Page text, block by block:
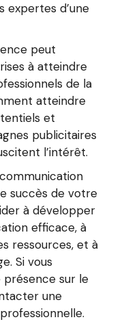
expertes d’une
peut
à atteindre
de la
atteindre
et
publicitaires
l’intérêt.
succès de votre
à développer
efficace, à
ressources, et à
Si vous
sur le
une